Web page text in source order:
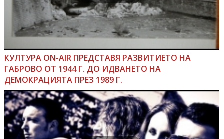
КУЛТУРА ON-AIR ПРЕДСТАВЯ РАЗВИТИЕТО НА
ГАБРОВО ОТ 1944 Г. ДО ИДВАНЕТО НА
ДЕМОКРАЦИЯТА ПРЕЗ 1989 Г.